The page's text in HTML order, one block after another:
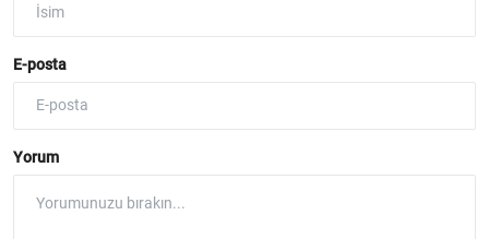
E-posta
Yorum